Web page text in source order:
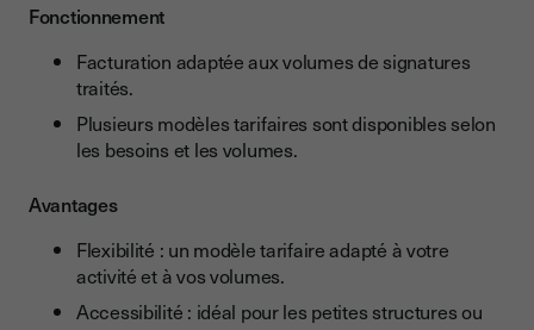
Fonctionnement
Facturation adaptée aux volumes de signatures
traités.
Plusieurs modèles tarifaires sont disponibles selon
les besoins et les volumes.
Avantages
Flexibilité : un modèle tarifaire adapté à votre
activité et à vos volumes.
Accessibilité : idéal pour les petites structures ou